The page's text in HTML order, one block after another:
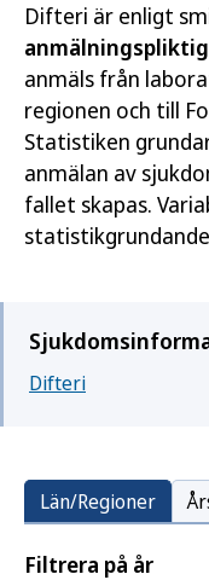
Difteri är enligt
anmälningspliktig
anmäls från
regionen och till
Statistiken
anmälan av
fallet skapas.
Difteri
Län/Regioner
Filtrera på år